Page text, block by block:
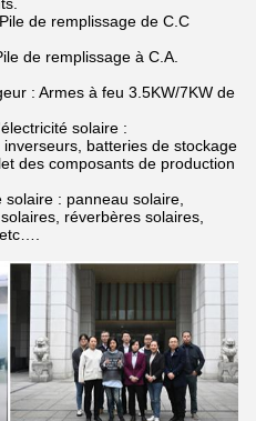
de remplissage de C.C
de remplissage à C.A.
: Armes à feu 3.5KW/7KW de
solaire :
batteries de stockage
des composants de production
: panneau solaire,
réverbères solaires,